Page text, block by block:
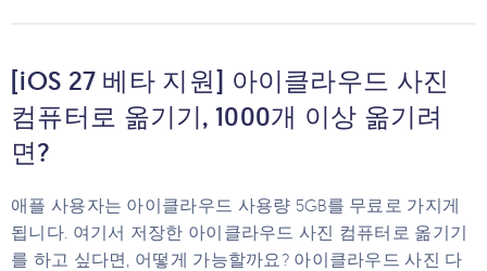
[iOS 27 베타 지원] 아이클라우드 사진
컴퓨터로 옮기기, 1000개 이상 옮기려
면?
애플 사용자는 아이클라우드 사용량 5GB를 무료로 가지게
됩니다. 여기서 저장한 아이클라우드 사진 컴퓨터로 옮기기
를 하고 싶다면, 어떻게 가능할까요? 아이클라우드 사진 다